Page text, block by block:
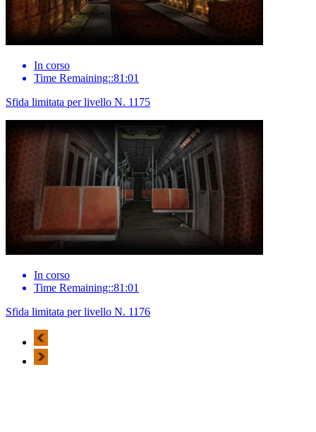
In corso
Time Remaining::81:01
Sfida limitata per livello N. 1175
In corso
Time Remaining::81:01
Sfida limitata per livello N. 1176